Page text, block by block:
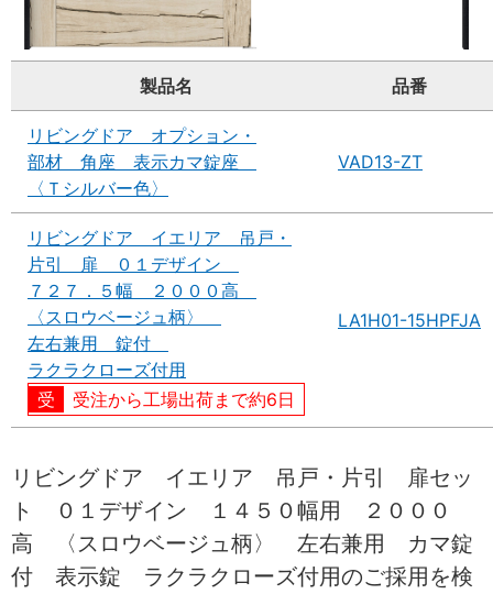
製品名 品番
リビングドア オプション・
部材 角座 表示カマ錠座
〈Ｔシルバー色〉
VAD13-ZT
リビングドア イエリア 吊戸・
片引 扉 ０１デザイン
７２７．５幅 ２０００高
〈スロウベージュ柄〉
左右兼用 錠付
ラクラクローズ付用
受注から工場出荷まで約6日
LA1H01-15HPFJA
リビングドア イエリア 吊戸・片引 扉セッ
ト ０１デザイン １４５０幅用 ２０００
高 〈スロウベージュ柄〉 左右兼用 カマ錠
付 表示錠 ラクラクローズ付用のご採用を検